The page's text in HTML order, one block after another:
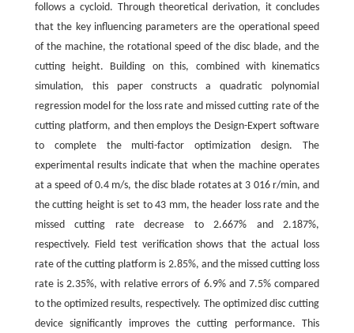
follows a cycloid. Through theoretical derivation, it concludes
that the key influencing parameters are the operational speed
of the machine, the rotational speed of the disc blade, and the
cutting height. Building on this, combined with kinematics
simulation, this paper constructs a quadratic polynomial
regression model for the loss rate and missed cutting rate of the
cutting platform, and then employs the Design-Expert software
to complete the multi-factor optimization design. The
experimental results indicate that when the machine operates
at a speed of 0.4 m/s, the disc blade rotates at 3 016 r/min, and
the cutting height is set to 43 mm, the header loss rate and the
missed cutting rate decrease to 2.667% and 2.187%,
respectively. Field test verification shows that the actual loss
rate of the cutting platform is 2.85%, and the missed cutting loss
rate is 2.35%, with relative errors of 6.9% and 7.5% compared
to the optimized results, respectively. The optimized disc cutting
device significantly improves the cutting performance. This